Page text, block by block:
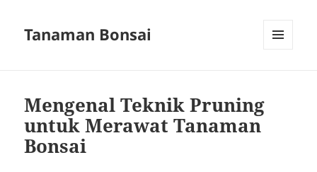
Tanaman Bonsai
Mengenal Teknik Pruning
untuk Merawat Tanaman
Bonsai